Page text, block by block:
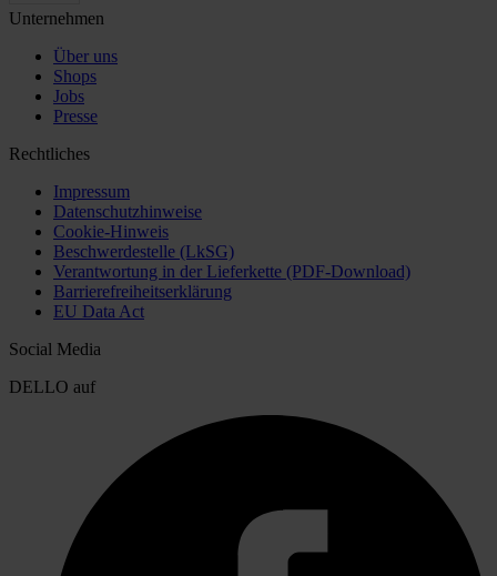
Unternehmen
Über uns
Shops
Jobs
Presse
Rechtliches
Impressum
Datenschutzhinweise
Cookie-Hinweis
Beschwerdestelle (LkSG)
Verantwortung in der Lieferkette (PDF-Download)
Barrierefreiheitserklärung
EU Data Act
Social Media
DELLO auf